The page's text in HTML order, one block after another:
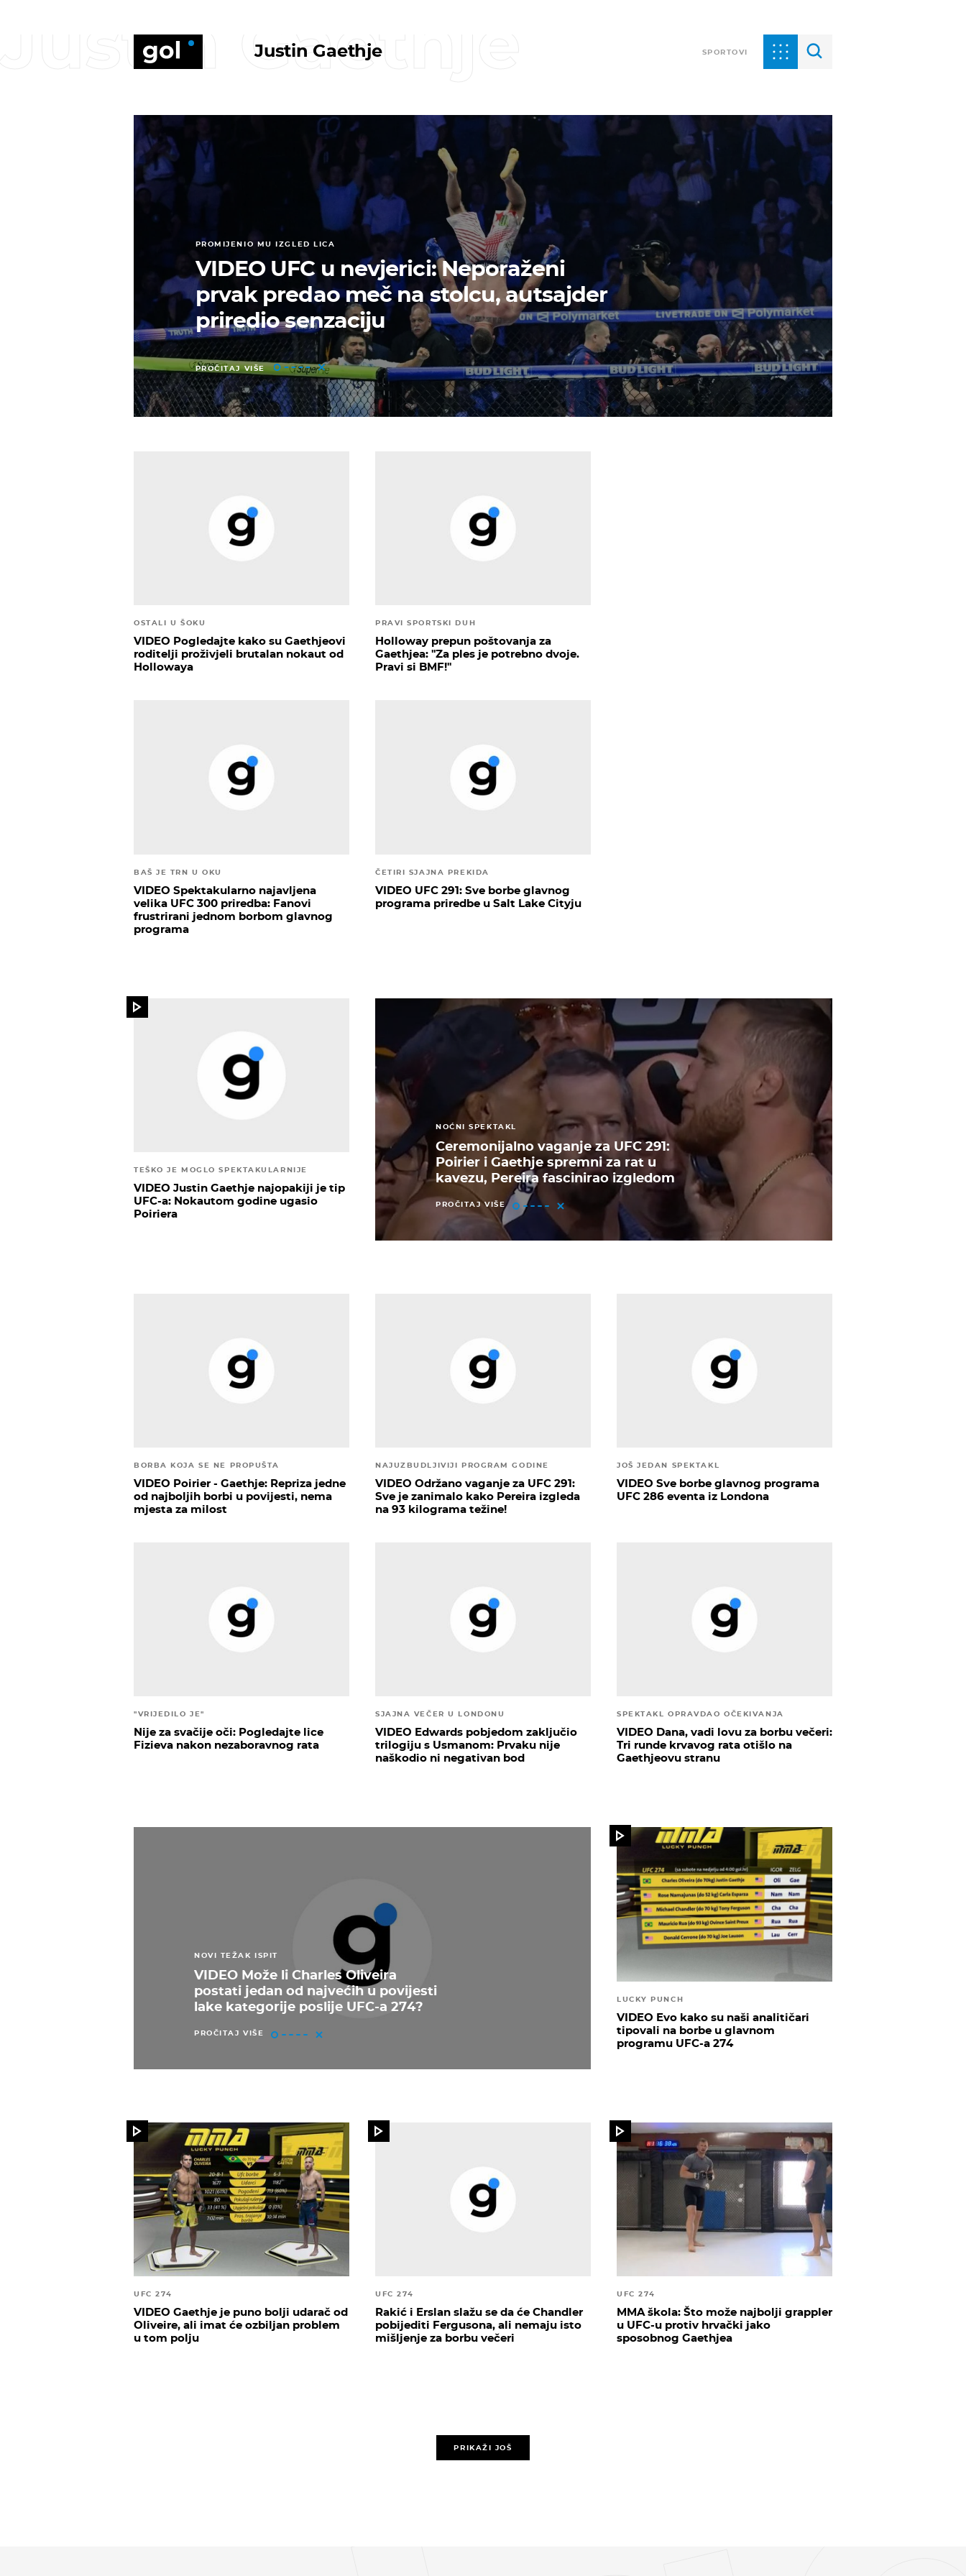
Justin Gaethje SPORTOVI
Justin Gaethje
PROMIJENIO MU IZGLED LICA
VIDEO UFC u nevjerici: Neporaženi
prvak predao meč na stolcu, autsajder
priredio senzaciju
PROČITAJ VIŠE
OSTALI U ŠOKU
VIDEO Pogledajte kako su Gaethjeovi
roditelji proživjeli brutalan nokaut od
Hollowaya
PRAVI SPORTSKI DUH
Holloway prepun poštovanja za
Gaethjea: ''Za ples je potrebno dvoje.
Pravi si BMF!''
BAŠ JE TRN U OKU
VIDEO Spektakularno najavljena
velika UFC 300 priredba: Fanovi
frustrirani jednom borbom glavnog
programa
ČETIRI SJAJNA PREKIDA
VIDEO UFC 291: Sve borbe glavnog
programa priredbe u Salt Lake Cityju
TEŠKO JE MOGLO SPEKTAKULARNIJE
VIDEO Justin Gaethje najopakiji je tip
UFC-a: Nokautom godine ugasio
Poiriera
NOĆNI SPEKTAKL
Ceremonijalno vaganje za UFC 291:
Poirier i Gaethje spremni za rat u
kavezu, Pereira fascinirao izgledom
PROČITAJ VIŠE
BORBA KOJA SE NE PROPUŠTA
VIDEO Poirier - Gaethje: Repriza jedne
od najboljih borbi u povijesti, nema
mjesta za milost
NAJUZBUDLJIVIJI PROGRAM GODINE
VIDEO Održano vaganje za UFC 291:
Sve je zanimalo kako Pereira izgleda
na 93 kilograma težine!
JOŠ JEDAN SPEKTAKL
VIDEO Sve borbe glavnog programa
UFC 286 eventa iz Londona
"VRIJEDILO JE"
Nije za svačije oči: Pogledajte lice
Fizieva nakon nezaboravnog rata
SJAJNA VEČER U LONDONU
VIDEO Edwards pobjedom zaključio
trilogiju s Usmanom: Prvaku nije
naškodio ni negativan bod
SPEKTAKL OPRAVDAO OČEKIVANJA
VIDEO Dana, vadi lovu za borbu večeri:
Tri runde krvavog rata otišlo na
Gaethjeovu stranu
NOVI TEŽAK ISPIT
VIDEO Može li Charles Oliveira
postati jedan od najvećih u povijesti
lake kategorije poslije UFC-a 274?
PROČITAJ VIŠE
LUCKY PUNCH
VIDEO Evo kako su naši analitičari
tipovali na borbe u glavnom
programu UFC-a 274
UFC 274
VIDEO Gaethje je puno bolji udarač od
Oliveire, ali imat će ozbiljan problem
u tom polju
UFC 274
Rakić i Erslan slažu se da će Chandler
pobijediti Fergusona, ali nemaju isto
mišljenje za borbu večeri
UFC 274
MMA škola: Što može najbolji grappler
u UFC-u protiv hrvački jako
sposobnog Gaethjea
PRIKAŽI JOŠ